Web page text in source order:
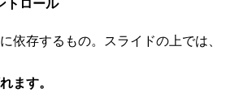
トロール
依存するもの。スライドの上では、
ます。